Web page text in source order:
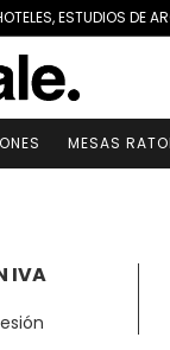
ESTUDIOS DE
MESAS
IVA